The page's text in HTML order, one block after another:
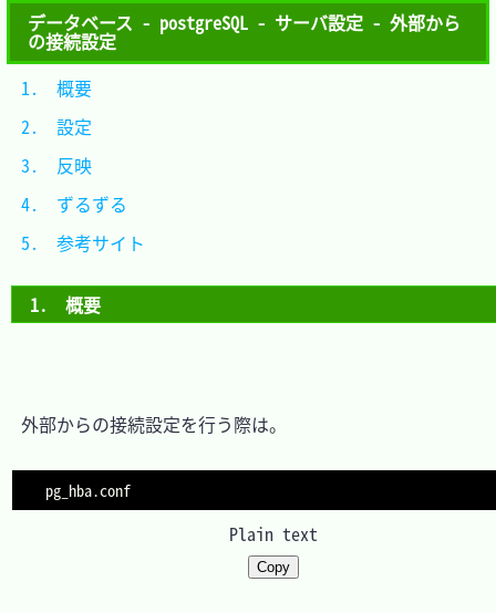
データベース - postgreSQL - サーバ設定 - 外部から
の接続設定
1.　概要
外部からの接続設定を行う際は。
Plain text
Copy